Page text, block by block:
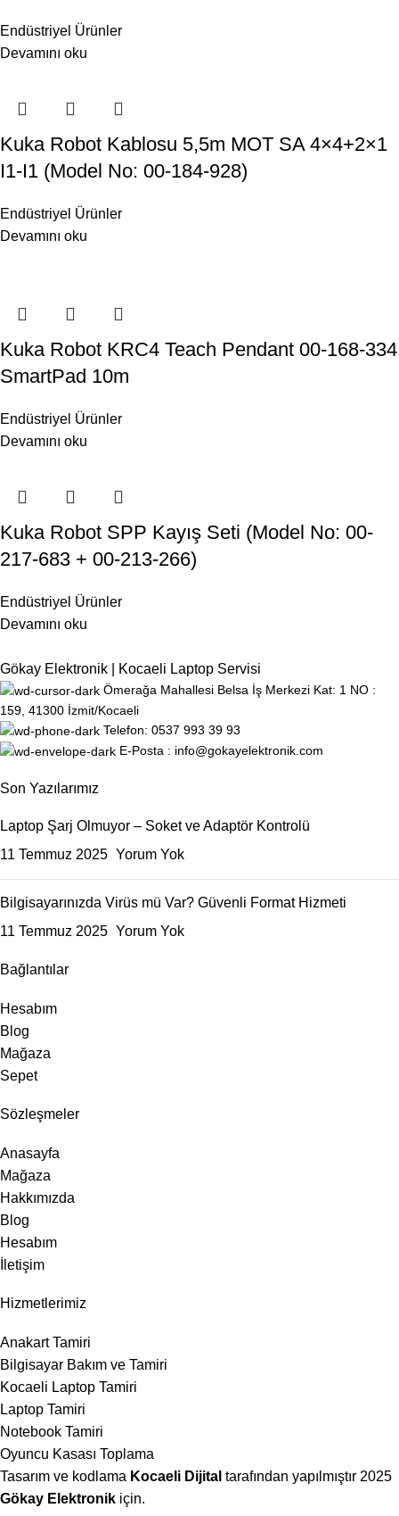
Endüstriyel Ürünler
Devamını oku
Kuka Robot Kablosu 5,5m MOT SA 4×4+2×1
I1-I1 (Model No: 00-184-928)
Endüstriyel Ürünler
Devamını oku
Kuka Robot KRC4 Teach Pendant 00-168-334
SmartPad 10m
Endüstriyel Ürünler
Devamını oku
Kuka Robot SPP Kayış Seti (Model No: 00-
217-683 + 00-213-266)
Endüstriyel Ürünler
Devamını oku
Gökay Elektronik | Kocaeli Laptop Servisi
Ömerağa Mahallesi Belsa İş Merkezi Kat: 1 NO :
159, 41300 İzmit/Kocaeli
Telefon: 0537 993 39 93
E-Posta : info@gokayelektronik.com
Son Yazılarımız
Laptop Şarj Olmuyor – Soket ve Adaptör Kontrolü
11 Temmuz 2025 Yorum Yok
Bilgisayarınızda Virüs mü Var? Güvenli Format Hizmeti
11 Temmuz 2025 Yorum Yok
Bağlantılar
Hesabım
Blog
Mağaza
Sepet
Sözleşmeler
Anasayfa
Mağaza
Hakkımızda
Blog
Hesabım
İletişim
Hizmetlerimiz
Anakart Tamiri
Bilgisayar Bakım ve Tamiri
Kocaeli Laptop Tamiri
Laptop Tamiri
Notebook Tamiri
Oyuncu Kasası Toplama
Tasarım ve kodlama Kocaeli Dijital tarafından yapılmıştır 2025
Gökay Elektronik için.